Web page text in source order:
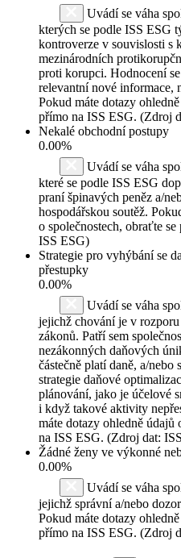
Uvádí se váha
kterých se podle ISS ESG
kontroverze v souvislosti s
mezinárodních
proti korupci. Hodnocení
relevantní nové informace,
Pokud máte dotazy
přímo na ISS ESG. (Zdroj
Nekalé obchodní postupy
0.00%
Uvádí se váha
které se podle ISS ESG
praní špinavých peněz a/
hospodářskou soutěž.
o společnostech, obraťte
ISS ESG)
Strategie pro vyhýbání se
přestupky
0.00%
Uvádí se váha
jejichž chování je v
zákonů. Patří sem
nezákonných daňových
částečně platí daně, a/
strategie daňové
plánování, jako je účelové
i když takové aktivity
máte dotazy ohledně údajů
na ISS ESG. (Zdroj dat:
Žádné ženy ve výkonné
0.00%
Uvádí se váha
jejichž správní a/nebo
Pokud máte dotazy
přímo na ISS ESG. (Zdroj